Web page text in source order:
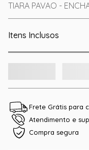
TIARA PAVAO -
Itens Inclusos
Frete Grátis para
Atendimento e
Compra segura